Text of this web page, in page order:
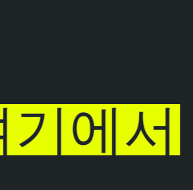
에서